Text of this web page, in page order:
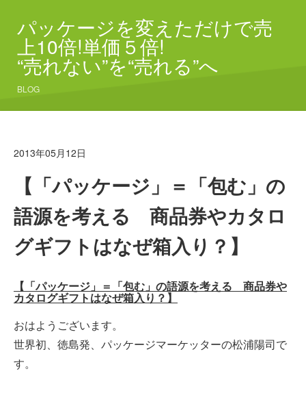
パッケージを変えただけで売
上10倍!単価５倍!
“売れない”を“売れる”へ
BLOG
2013年05月12日
【「パッケージ」＝「包む」の
語源を考える 商品券やカタロ
グギフトはなぜ箱入り？】
【「パッケージ」＝「包む」の語源を考える 商品券や
カタログギフトはなぜ箱入り？】
おはようございます。
世界初、徳島発、パッケージマーケッターの松浦陽司で
す。